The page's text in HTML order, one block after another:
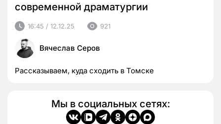
современной драматургии
16:45 / 12.12.25 921
Вячеслав Серов
Рассказываем, куда сходить в Томске
Мы в социальных сетях: